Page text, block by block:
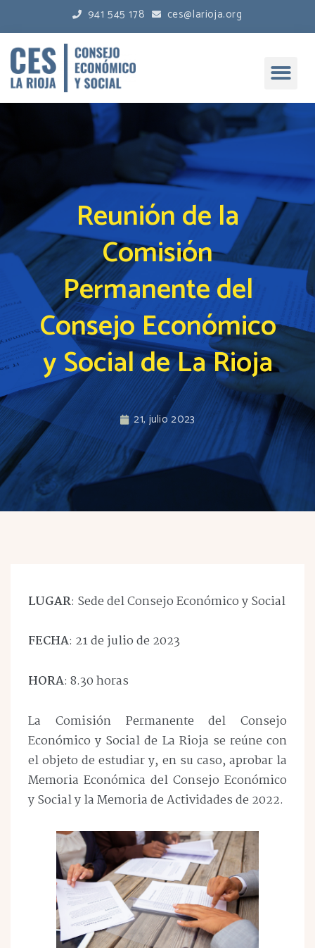
941 545 178 ces@larioja.org
Reunión de la
Comisión
Permanente del
Consejo Económico
y Social de La Rioja
21, julio 2023
LUGAR: Sede del Consejo Económico y Social
FECHA: 21 de julio de 2023
HORA: 8.30 horas
La Comisión Permanente del Consejo
Económico y Social de La Rioja se reúne con
el objeto de estudiar y, en su caso, aprobar la
Memoria Económica del Consejo Económico
y Social y la Memoria de Actividades de 2022.